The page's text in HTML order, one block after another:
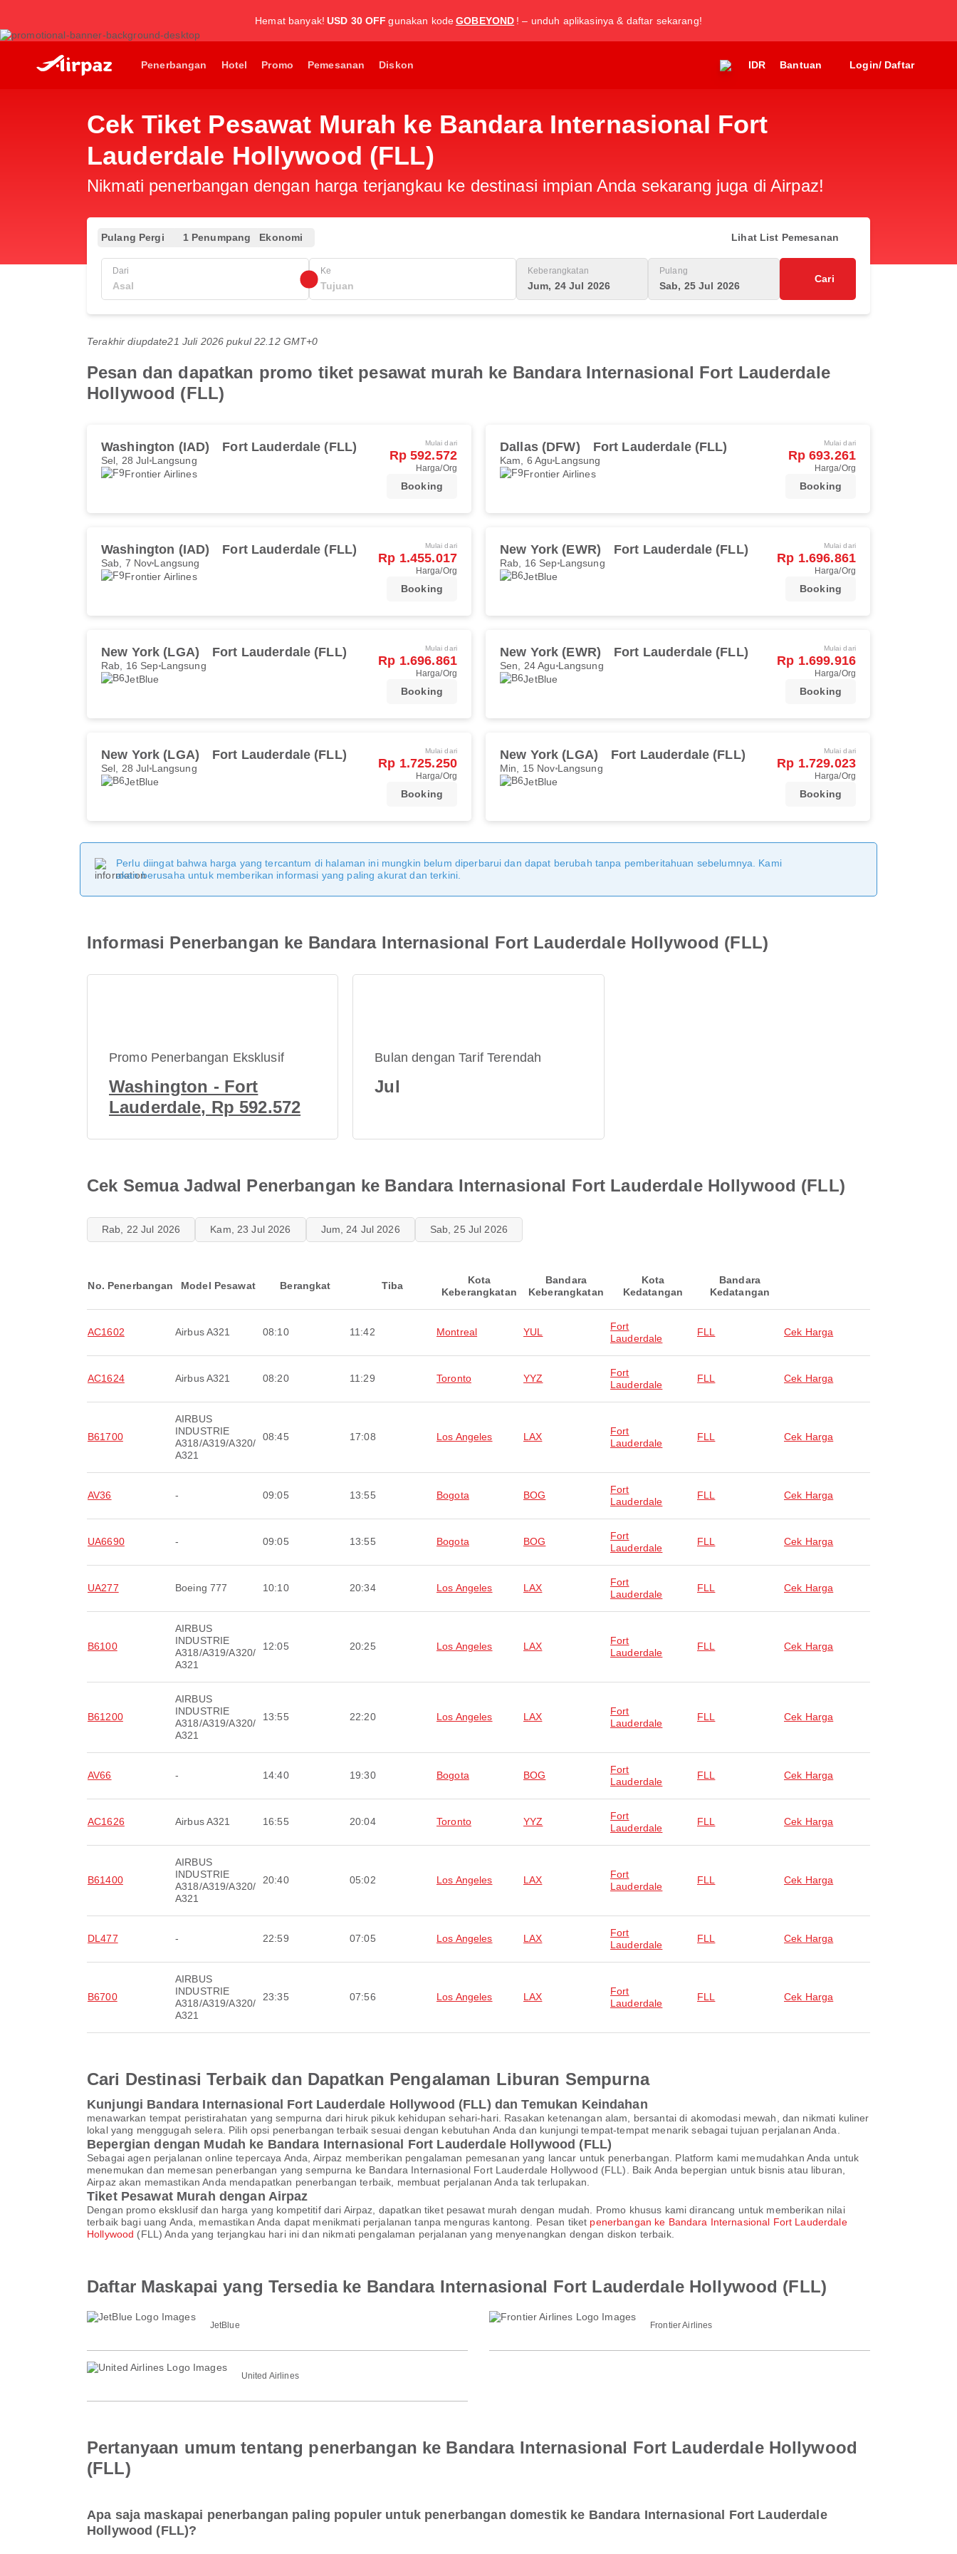
Hemat banyak! USD 30 OFF gunakan kodeGOBEYOND ! – unduh aplikasinya & daftar sekarang!
Penerbangan Hotel Promo Pemesanan Diskon IDR Bantuan Login/ Daftar
Cek Tiket Pesawat Murah ke Bandara Internasional Fort
Lauderdale Hollywood (FLL)
Nikmati penerbangan dengan harga terjangkau ke destinasi impian Anda sekarang juga di Airpaz!
Pulang Pergi 1 Penumpang Ekonomi Lihat List Pemesanan
Dari Ke Keberangkatan
Jum, 24 Jul 2026
Pulang
Sab, 25 Jul 2026
Cari
Terakhir diupdate21 Juli 2026 pukul 22.12 GMT+0
Pesan dan dapatkan promo tiket pesawat murah ke Bandara Internasional Fort Lauderdale
Hollywood (FLL)
Washington (IAD) Fort Lauderdale (FLL)
Sel, 28 Jul Langsung
Frontier Airlines
Mulai dari
Rp 592.572
Harga/Org
Booking
Dallas (DFW) Fort Lauderdale (FLL)
Kam, 6 Agu Langsung
Frontier Airlines
Mulai dari
Rp 693.261
Harga/Org
Booking
Washington (IAD) Fort Lauderdale (FLL)
Sab, 7 Nov Langsung
Frontier Airlines
Mulai dari
Rp 1.455.017
Harga/Org
Booking
New York (EWR) Fort Lauderdale (FLL)
Rab, 16 Sep Langsung
JetBlue
Mulai dari
Rp 1.696.861
Harga/Org
Booking
New York (LGA) Fort Lauderdale (FLL)
Rab, 16 Sep Langsung
JetBlue
Mulai dari
Rp 1.696.861
Harga/Org
Booking
New York (EWR) Fort Lauderdale (FLL)
Sen, 24 Agu Langsung
JetBlue
Mulai dari
Rp 1.699.916
Harga/Org
Booking
New York (LGA) Fort Lauderdale (FLL)
Sel, 28 Jul Langsung
JetBlue
Mulai dari
Rp 1.725.250
Harga/Org
Booking
New York (LGA) Fort Lauderdale (FLL)
Min, 15 Nov Langsung
JetBlue
Mulai dari
Rp 1.729.023
Harga/Org
Booking
Perlu diingat bahwa harga yang tercantum di halaman ini mungkin belum diperbarui dan dapat berubah tanpa pemberitahuan sebelumnya. Kami
akan berusaha untuk memberikan informasi yang paling akurat dan terkini.
Informasi Penerbangan ke Bandara Internasional Fort Lauderdale Hollywood (FLL)
Promo Penerbangan Eksklusif
Washington - Fort
Lauderdale, Rp 592.572
Bulan dengan Tarif Terendah
Jul
Cek Semua Jadwal Penerbangan ke Bandara Internasional Fort Lauderdale Hollywood (FLL)
Rab, 22 Jul 2026 Kam, 23 Jul 2026 Jum, 24 Jul 2026 Sab, 25 Jul 2026
No. Penerbangan Model Pesawat Berangkat Tiba
Kota
Keberangkatan
Bandara
Keberangkatan
Kota
Kedatangan
Bandara
Kedatangan
AC1602 Airbus A321 08:10 11:42 Montreal YUL
Fort
Lauderdale
FLL Cek Harga
AC1624 Airbus A321 08:20 11:29 Toronto YYZ
Fort
Lauderdale
FLL Cek Harga
B61700
AIRBUS
INDUSTRIE
A318/A319/A320/
A321
08:45 17:08 Los Angeles LAX
Fort
Lauderdale
FLL Cek Harga
AV36 - 09:05 13:55 Bogota BOG
Fort
Lauderdale
FLL Cek Harga
UA6690 - 09:05 13:55 Bogota BOG
Fort
Lauderdale
FLL Cek Harga
UA277 Boeing 777 10:10 20:34 Los Angeles LAX
Fort
Lauderdale
FLL Cek Harga
B6100
AIRBUS
INDUSTRIE
A318/A319/A320/
A321
12:05 20:25 Los Angeles LAX
Fort
Lauderdale
FLL Cek Harga
B61200
AIRBUS
INDUSTRIE
A318/A319/A320/
A321
13:55 22:20 Los Angeles LAX
Fort
Lauderdale
FLL Cek Harga
AV66 - 14:40 19:30 Bogota BOG
Fort
Lauderdale
FLL Cek Harga
AC1626 Airbus A321 16:55 20:04 Toronto YYZ
Fort
Lauderdale
FLL Cek Harga
B61400
AIRBUS
INDUSTRIE
A318/A319/A320/
A321
20:40 05:02 Los Angeles LAX
Fort
Lauderdale
FLL Cek Harga
DL477 - 22:59 07:05 Los Angeles LAX
Fort
Lauderdale
FLL Cek Harga
B6700
AIRBUS
INDUSTRIE
A318/A319/A320/
A321
23:35 07:56 Los Angeles LAX
Fort
Lauderdale
FLL Cek Harga
Cari Destinasi Terbaik dan Dapatkan Pengalaman Liburan Sempurna
Kunjungi Bandara Internasional Fort Lauderdale Hollywood (FLL) dan Temukan Keindahan
menawarkan tempat peristirahatan yang sempurna dari hiruk pikuk kehidupan sehari-hari. Rasakan ketenangan alam, bersantai di akomodasi mewah, dan nikmati kuliner
lokal yang menggugah selera. Pilih opsi penerbangan terbaik sesuai dengan kebutuhan Anda dan kunjungi tempat-tempat menarik sebagai tujuan perjalanan Anda.
Bepergian dengan Mudah ke Bandara Internasional Fort Lauderdale Hollywood (FLL)
Sebagai agen perjalanan online tepercaya Anda, Airpaz memberikan pengalaman pemesanan yang lancar untuk penerbangan. Platform kami memudahkan Anda untuk
menemukan dan memesan penerbangan yang sempurna ke Bandara Internasional Fort Lauderdale Hollywood (FLL). Baik Anda bepergian untuk bisnis atau liburan,
Airpaz akan memastikan Anda mendapatkan penerbangan terbaik, membuat perjalanan Anda tak terlupakan.
Tiket Pesawat Murah dengan Airpaz
Dengan promo eksklusif dan harga yang kompetitif dari Airpaz, dapatkan tiket pesawat murah dengan mudah. Promo khusus kami dirancang untuk memberikan nilai
terbaik bagi uang Anda, memastikan Anda dapat menikmati perjalanan tanpa menguras kantong. Pesan tiket penerbangan ke Bandara Internasional Fort Lauderdale
Hollywood (FLL) Anda yang terjangkau hari ini dan nikmati pengalaman perjalanan yang menyenangkan dengan diskon terbaik.
Daftar Maskapai yang Tersedia ke Bandara Internasional Fort Lauderdale Hollywood (FLL)
JetBlue Frontier Airlines
United Airlines
Pertanyaan umum tentang penerbangan ke Bandara Internasional Fort Lauderdale Hollywood
(FLL)
Apa saja maskapai penerbangan paling populer untuk penerbangan domestik ke Bandara Internasional Fort Lauderdale
Hollywood (FLL)?